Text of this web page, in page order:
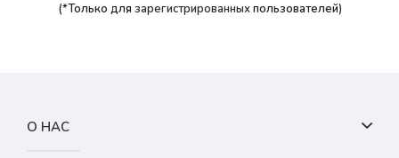
(*Только для зарегистрированныхпользователей)
О НАС